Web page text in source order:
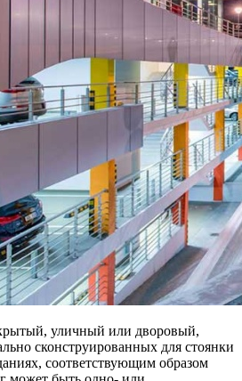
уличный или дворовый,
сконструированных для стоянки
соответствующим образом